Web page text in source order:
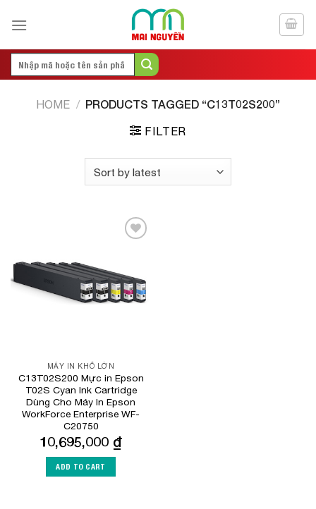
Search
HOME / PRODUCTS TAGGED “C13T02S200”
FILTER
MÁY IN KHỔ LỚN
C13T02S200 Mực in Epson
T02S Cyan Ink Cartridge
Dùng Cho Máy In Epson
WorkForce Enterprise WF-
C20750
10,695,000 ₫
ADD TO CART